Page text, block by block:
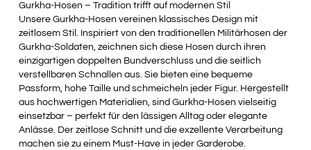
Gurkha-Hosen – Tradition trifft auf modernen Stil
Unsere Gurkha-Hosen vereinen klassisches Design mit
zeitlosem Stil. Inspiriert von den traditionellen Militärhosen der
Gurkha-Soldaten, zeichnen sich diese Hosen durch ihren
einzigartigen doppelten Bundverschluss und die seitlich
verstellbaren Schnallen aus. Sie bieten eine bequeme
Passform, hohe Taille und schmeicheln jeder Figur. Hergestellt
aus hochwertigen Materialien, sind Gurkha-Hosen vielseitig
einsetzbar – perfekt für den lässigen Alltag oder elegante
Anlässe. Der zeitlose Schnitt und die exzellente Verarbeitung
machen sie zu einem Must-Have in jeder Garderobe.